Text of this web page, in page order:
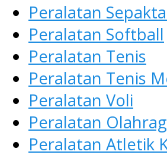
Peralatan
Peralatan Softball
Peralatan Tenis
Peralatan Tenis
Peralatan Voli
Peralatan
Peralatan Atletik